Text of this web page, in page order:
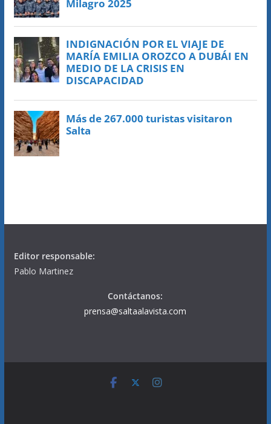
Editor responsable:
Pablo Martinez
Contáctanos:
prensa@saltaalavista.com